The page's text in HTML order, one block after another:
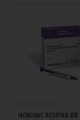
NOBIVAC RESPIRA BB